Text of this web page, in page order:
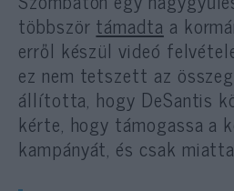
többször támadta a
erről készül videó
ez nem tetszett az
állította, hogy DeSantis
kérte, hogy támogassa a
kampányát, és csak